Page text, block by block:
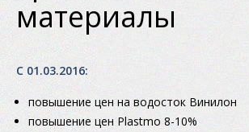
материалы
С 01.03.2016:
повышение цен на водосток Винилон
повышение цен Plastmo 8-10%